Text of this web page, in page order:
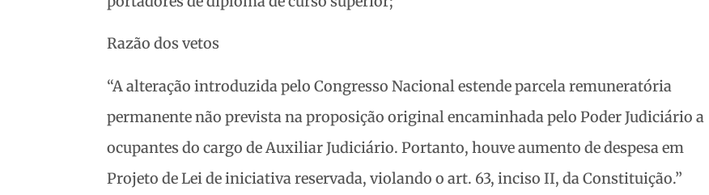
Razão dos vetos
“A alteração introduzida pelo Congresso Nacional estende parcela remuneratória
permanente não prevista na proposição original encaminhada pelo Poder Judiciário a
ocupantes do cargo de Auxiliar Judiciário. Portanto, houve aumento de despesa em
Projeto de Lei de iniciativa reservada, violando o art. 63, inciso II, da Constituição.”